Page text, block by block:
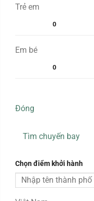
Trẻ em
0
Em bé
0
Đóng
Tìm chuyến bay
Chọn điểm khởi hành